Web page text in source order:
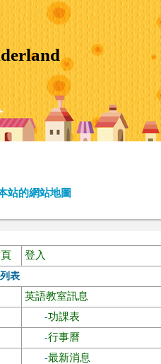
站的網站地圖
登入
表
英語教室訊息
-功課表
-行事曆
-最新消息